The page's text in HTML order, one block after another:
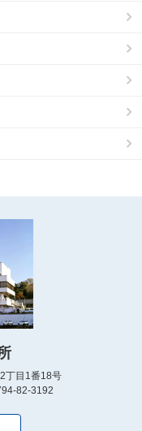
丁目1番18号
82-3192